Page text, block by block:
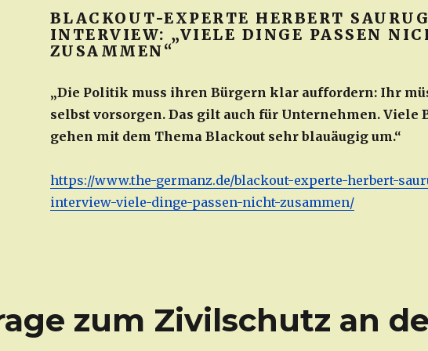
BLACKOUT-EXPERTE HERBERT
INTERVIEW: „VIELE DINGE PASSEN
ZUSAMMEN“
„Die Politik muss ihren Bürgern klar auffordern: Ihr
selbst vorsorgen. Das gilt auch für Unternehmen. Viele
gehen mit dem Thema Blackout sehr blauäugig um.“
https://www.the-germanz.de/blackout-experte-herbert-
interview-viele-dinge-passen-nicht-zusammen/
zum Zivilschutz an